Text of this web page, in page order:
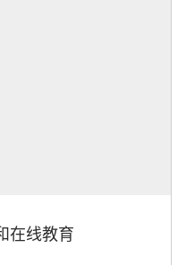
在线教育